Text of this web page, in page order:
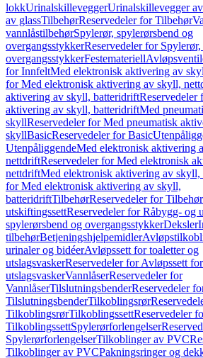
lokkUrinalskilleveggerUrinalskillevegger
av glassTilbehørReservedeler for Tilbehør
vannlåstilbehørSpylerør, spylerørsbend og
overgangsstykkerReservedeler for
overgangsstykkerFestemateriell
for InnfeltMed elektronisk aktivering av
for Med elektronisk aktivering av skyll,
aktivering av skyll, batteridriftReservedeler
aktivering av skyll, batteridriftMed
skyllReservedeler for Med pneumatisk
skyllBasicReservedeler for Basic
UtenpåliggendeMed elektronisk aktivering
nettdriftReservedeler for Med elektronisk
nettdriftMed elektronisk aktivering av skyll,
for Med elektronisk aktivering av skyll,
batteridriftTilbehørReservedeler for Tilbehør
utskiftingssettReservedeler for Råbygg- og
spylerørsbend og overgangsstykkerDeksler
tilbehørBetjeningshjelpemidler
urinaler og bidéerAvløpssett for toaletter og
utslagsvaskerReservedeler for Avløpssett
utslagsvaskerVannlåserReservedeler for
VannlåserTilslutningsbenderReservedeler
TilslutningsbenderTilkoblingsrør
TilkoblingsrørTilkoblingssettReservedeler
TilkoblingssettSpylerørforlengelser
SpylerørforlengelserTilkoblinger av PVC
Tilkoblinger av PVCPakningsringer og